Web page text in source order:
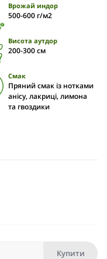
Врожай индор
500-600 г/м2
Висота аутдор
200-300 см
Смак
Пряний смак із нотками
анісу, лакриці, лимона
та гвоздики
Купити